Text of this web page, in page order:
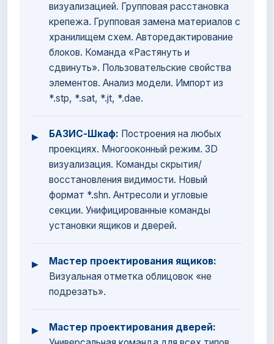
визуализацией. Групповая расстановка
крепежа. Групповая замена материалов с
хранилищем схем. Авторедактирование
блоков. Команда «Растянуть и
сдвинуть». Пользовательские свойства
элементов. Анализ модели. Импорт из
*.stp, *.sat, *.jt, *.dae.
▸ БАЗИС-Шкаф: Построения на любых
проекциях. Многооконный режим. 3D
визуализация. Команды скрытия/
восстановления видимости. Новый
формат *.shn. Антресоли и угловые
секции. Унифицированные команды
установки ящиков и дверей.
▸
Мастер проектирования ящиков:
Визуальная отметка облицовок «не
подрезать».
▸
Мастер проектирования дверей: